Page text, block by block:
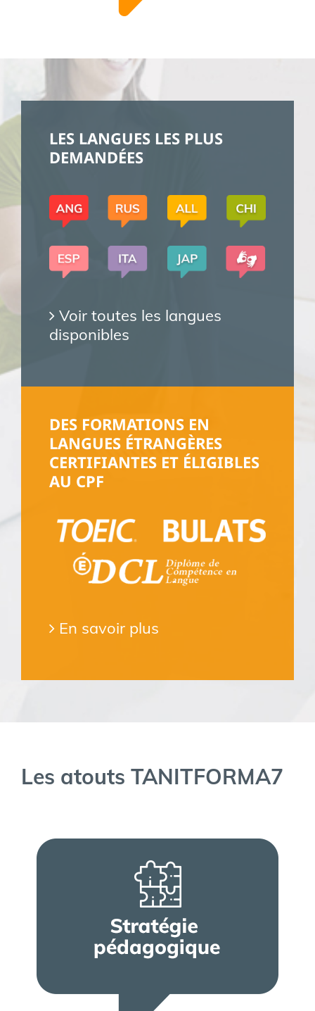
LES LANGUES LES PLUS
DEMANDÉES
Voir toutes les langues
disponibles
DES FORMATIONS EN
LANGUES ÉTRANGÈRES
CERTIFIANTES ET ÉLIGIBLES
AU CPF
En savoir plus
Les atouts TANITFORMA7